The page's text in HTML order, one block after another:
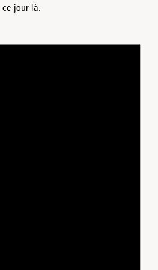
ce jour là.